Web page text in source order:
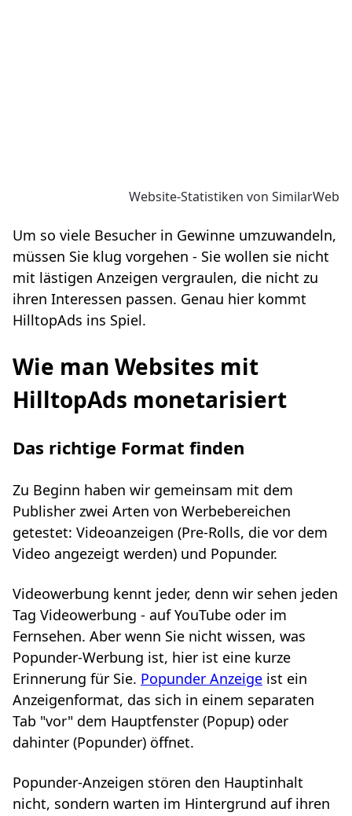
Website-Statistiken von SimilarWeb
Um so viele Besucher in Gewinne umzuwandeln,
müssen Sie klug vorgehen - Sie wollen sie nicht
mit lästigen Anzeigen vergraulen, die nicht zu
ihren Interessen passen. Genau hier kommt
HilltopAds ins Spiel.
Wie man Websites mit
HilltopAds monetarisiert
Das richtige Format finden
Zu Beginn haben wir gemeinsam mit dem
Publisher zwei Arten von Werbebereichen
getestet: Videoanzeigen (Pre-Rolls, die vor dem
Video angezeigt werden) und Popunder.
Videowerbung kennt jeder, denn wir sehen jeden
Tag Videowerbung - auf YouTube oder im
Fernsehen. Aber wenn Sie nicht wissen, was
Popunder-Werbung ist, hier ist eine kurze
Erinnerung für Sie. Popunder Anzeige ist ein
Anzeigenformat, das sich in einem separaten
Tab "vor" dem Hauptfenster (Popup) oder
dahinter (Popunder) öffnet.
Popunder-Anzeigen stören den Hauptinhalt
nicht, sondern warten im Hintergrund auf ihren